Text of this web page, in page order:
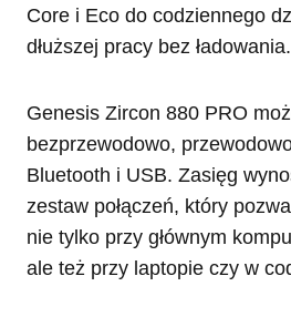
Core i Eco do codziennego
dłuższej pracy bez ładowania.
Genesis Zircon 880 PRO
bezprzewodowo,
Bluetooth i USB. Zasięg
zestaw połączeń, który
nie tylko przy głównym
ale też przy laptopie czy w